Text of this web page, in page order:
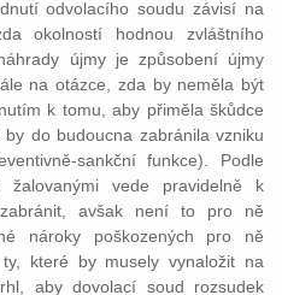
odvolacího soudu závisí na
okolností hodnou zvláštního
újmy je způsobení újmy
na otázce, zda by neměla být
k tomu, aby přiměla škůdce
do budoucna zabránila vzniku
sankční funkce). Podle
žalovanými vede pravidelně k
avšak není to pro ně
nároky poškozených pro ně
které by musely vynaložit na
aby dovolací soud rozsudek